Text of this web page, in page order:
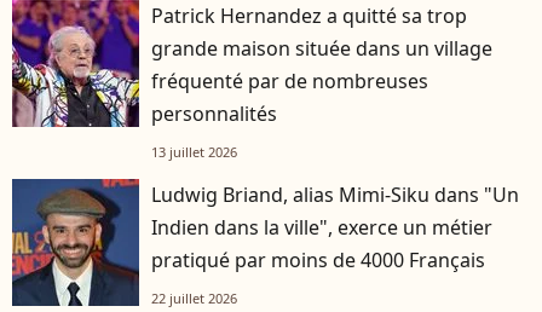
Patrick Hernandez a quitté sa trop
grande maison située dans un village
fréquenté par de nombreuses
personnalités
13 juillet 2026
Ludwig Briand, alias Mimi-Siku dans "Un
Indien dans la ville", exerce un métier
pratiqué par moins de 4000 Français
22 juillet 2026